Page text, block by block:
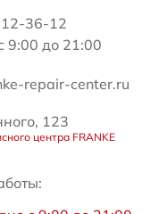
36-12
9:00 до 21:00
repair-center.ru
123
центра FRANKE